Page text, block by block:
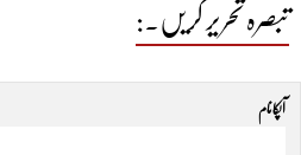
تبصرہ تحریر کریں۔:
آپکا نام